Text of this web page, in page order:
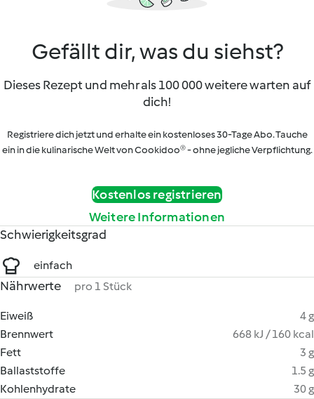
Gefällt dir, was du siehst?
Dieses Rezept und mehr als 100 000 weitere warten auf
dich!
Registriere dich jetzt und erhalte ein kostenloses 30-Tage Abo. Tauche
ein in die kulinarische Welt von Cookidoo® - ohne jegliche Verpflichtung.
Kostenlos registrieren
Weitere Informationen
Schwierigkeitsgrad
einfach
Nährwerte pro 1 Stück
Eiweiß
4 g
Brennwert
668 kJ / 160 kcal
Fett
3 g
Ballaststoffe
1.5 g
Kohlenhydrate
30 g